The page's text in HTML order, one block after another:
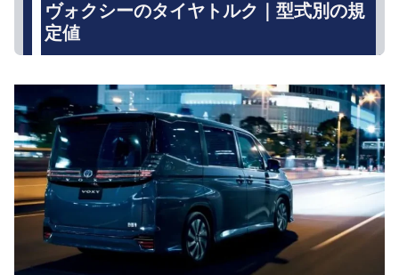
ヴォクシーのタイヤトルク｜型式別の規
定値